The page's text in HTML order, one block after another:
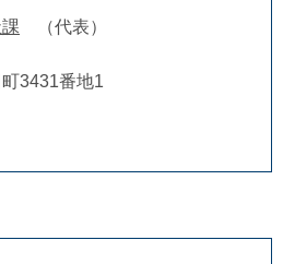
代表
3431番地1